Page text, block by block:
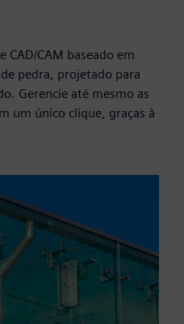
CAD/CAM baseado em
pedra, projetado para
Gerencie até mesmo as
um único clique, graças à